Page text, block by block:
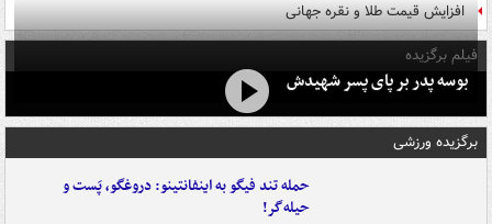
افزایش قیمت طلا و نقره جهانی
فیلم برگزیده
بوسه‌ پدر بر پای پسر شهیدش
برگزیده ورزشی
حمله تند فیگو به اینفانتینو: دروغگو، پَست‌ و
حیله‌گر!